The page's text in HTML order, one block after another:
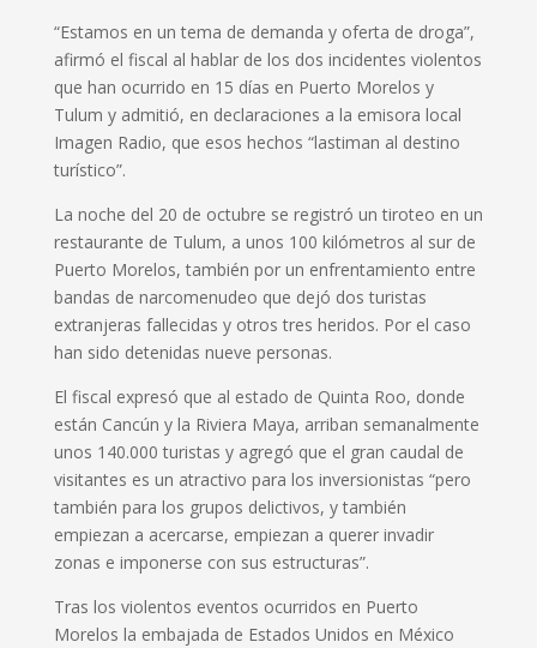
“Estamos en un tema de demanda y oferta de droga”,
afirmó el fiscal al hablar de los dos incidentes violentos
que han ocurrido en 15 días en Puerto Morelos y
Tulum y admitió, en declaraciones a la emisora local
Imagen Radio, que esos hechos “lastiman al destino
turístico”.
La noche del 20 de octubre se registró un tiroteo en un
restaurante de Tulum, a unos 100 kilómetros al sur de
Puerto Morelos, también por un enfrentamiento entre
bandas de narcomenudeo que dejó dos turistas
extranjeras fallecidas y otros tres heridos. Por el caso
han sido detenidas nueve personas.
El fiscal expresó que al estado de Quinta Roo, donde
están Cancún y la Riviera Maya, arriban semanalmente
unos 140.000 turistas y agregó que el gran caudal de
visitantes es un atractivo para los inversionistas “pero
también para los grupos delictivos, y también
empiezan a acercarse, empiezan a querer invadir
zonas e imponerse con sus estructuras”.
Tras los violentos eventos ocurridos en Puerto
Morelos la embajada de Estados Unidos en México